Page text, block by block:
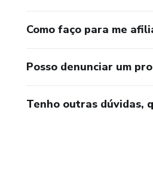
Como faço para me
Posso denunciar um
Tenho outras dúvidas,